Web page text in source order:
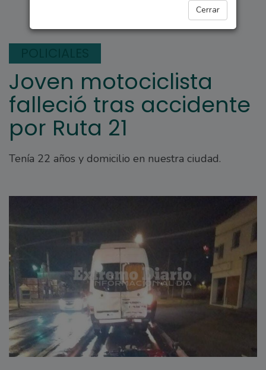
Cerrar
Joven motociclista
falleció tras accidente
por Ruta 21
Tenía 22 años y domicilio en nuestra ciudad.